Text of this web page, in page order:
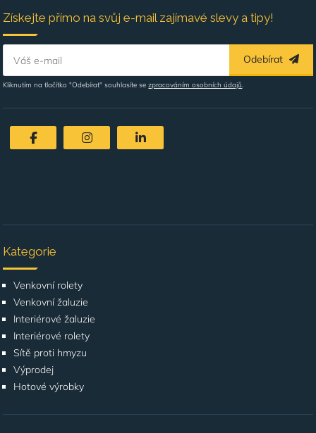
Získejte přímo na svůj e-mail zajímavé slevy a tipy!
Váš e-mail Odebírat
Kliknutím na tlačítko "Odebírat" souhlasíte sezpracováním osobních údajů.
Kategorie
Venkovní rolety
Venkovní žaluzie
Interiérové žaluzie
Interiérové rolety
Sítě proti hmyzu
Výprodej
Hotové výrobky